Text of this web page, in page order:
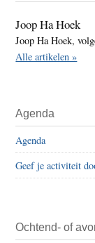
Joop Ha Hoek
Joop Ha Hoek,
Alle artikelen »
Agenda
Agenda
Geef je activiteit
Ochtend- of